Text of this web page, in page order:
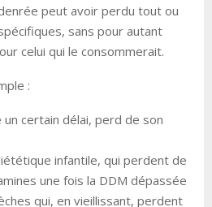
peut avoir perdu tout ou
sans pour autant
celui qui le consommerait.
:
un certain délai, perd de son
infantile, qui perdent de
une fois la DDM dépassée
qui, en vieillissant, perdent